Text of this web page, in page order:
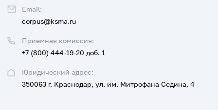
Юридический адрес:
350063 г. Краснодар, ул. им. Митрофана Седина, 4
Приемная комиссия:
+7 (800) 444-19-20 доб. 1
Email:
corpus@ksma.ru